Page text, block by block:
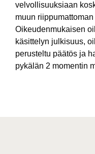
velvollisuuksiaan
muun
Oikeudenmukaisen
käsittelyn julkisuus,
perusteltu päätös ja
pykälän 2 momentin